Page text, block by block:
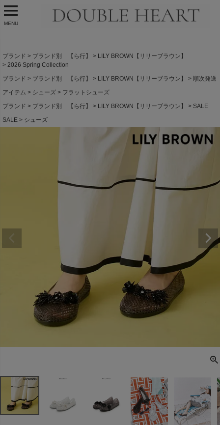
MENU
ブランド ブランド別 【ら行】
LILY BROWN【リリーブラウン】
2026 Spring Collection
ブランド
ブランド別 【ら行】 LILY BROWN【リリーブラウン】
順次発送
アイテム
シューズ
フラットシューズ
ブランド
ブランド別 【ら行】 LILY BROWN【リリーブラウン】
SALE
SALE
シューズ